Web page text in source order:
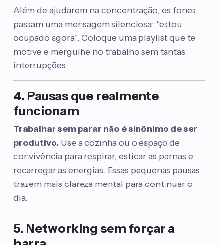
Além de ajudarem na concentração, os fones
passam uma mensagem silenciosa: “estou
ocupado agora”. Coloque uma playlist que te
motive e mergulhe no trabalho sem tantas
interrupções.
4. Pausas que realmente
funcionam
Trabalhar sem parar não é sinônimo de ser
produtivo. Use a cozinha ou o espaço de
convivência para respirar, esticar as pernas e
recarregar as energias. Essas pequenas pausas
trazem mais clareza mental para continuar o
dia.
5. Networking sem forçar a